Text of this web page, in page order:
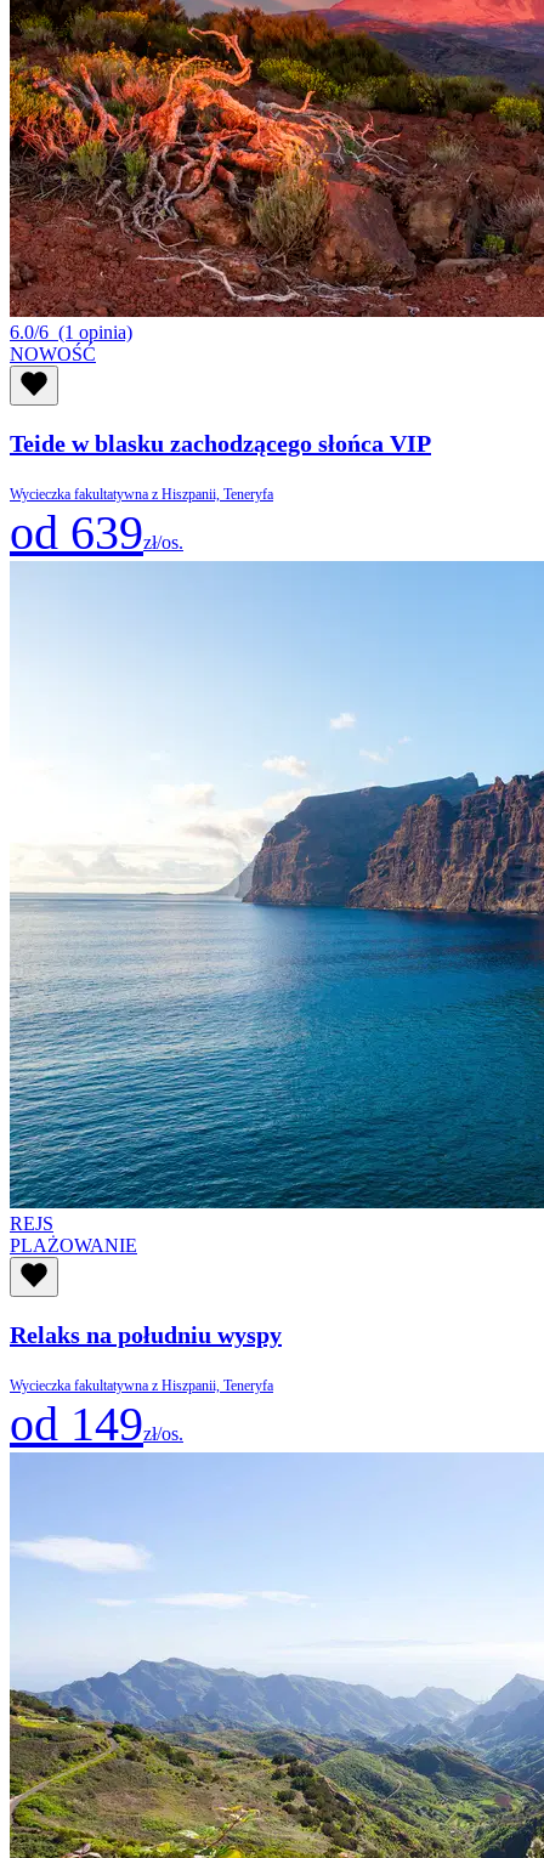
6.0/6 (1 opinia)
NOWOŚĆ
Teide w blasku zachodzącego słońca VIP
Wycieczka fakultatywna z Hiszpanii, Teneryfa
od 639zł/os.
REJS
PLAŻOWANIE
Relaks na południu wyspy
Wycieczka fakultatywna z Hiszpanii, Teneryfa
od 149zł/os.